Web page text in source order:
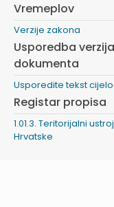
Vremeplov
Verzije zakona
Usporedba verzija
dokumenta
Usporedite tekst
Registar propisa
1.01.3. Teritorijalni
Hrvatske